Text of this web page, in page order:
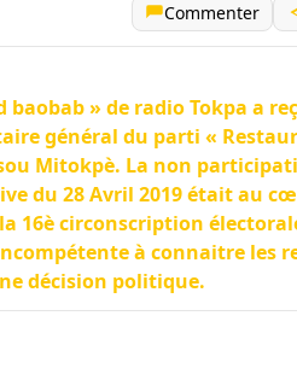
Commenter
baobab » de radio Tokpa a
général du parti «
Mitokpè. La non
du 28 Avril 2019 était au
16è circonscription
à connaitre les
décision politique.